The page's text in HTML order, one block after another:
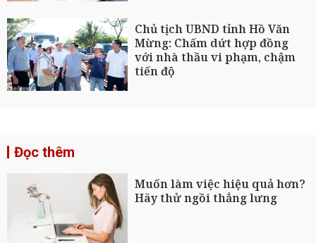
Chủ tịch UBND tỉnh Hồ Văn
Mừng: Chấm dứt hợp đồng
với nhà thầu vi phạm, chậm
tiến độ
Đọc thêm
Muốn làm việc hiệu quả hơn?
Hãy thử ngồi thẳng lưng